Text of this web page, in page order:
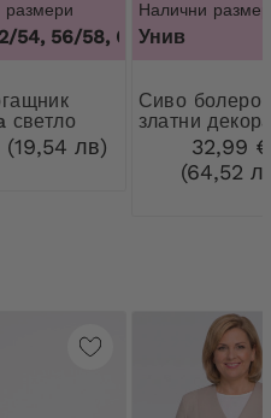
размери
54, 56/58, 60/62,44/46,
светло
30 DENлв)
Налични
Унив
Сиво болеро със
златни
32,99 €
(64,52